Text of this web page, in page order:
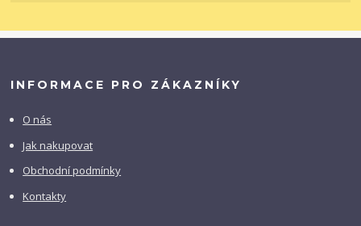
INFORMACE PRO ZÁKAZNÍKY
O nás
Jak nakupovat
Obchodní podmínky
Kontakty